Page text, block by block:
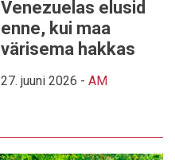
Venezuelas elusid
enne, kui maa
värisema hakkas
27. juuni 2026 - AM